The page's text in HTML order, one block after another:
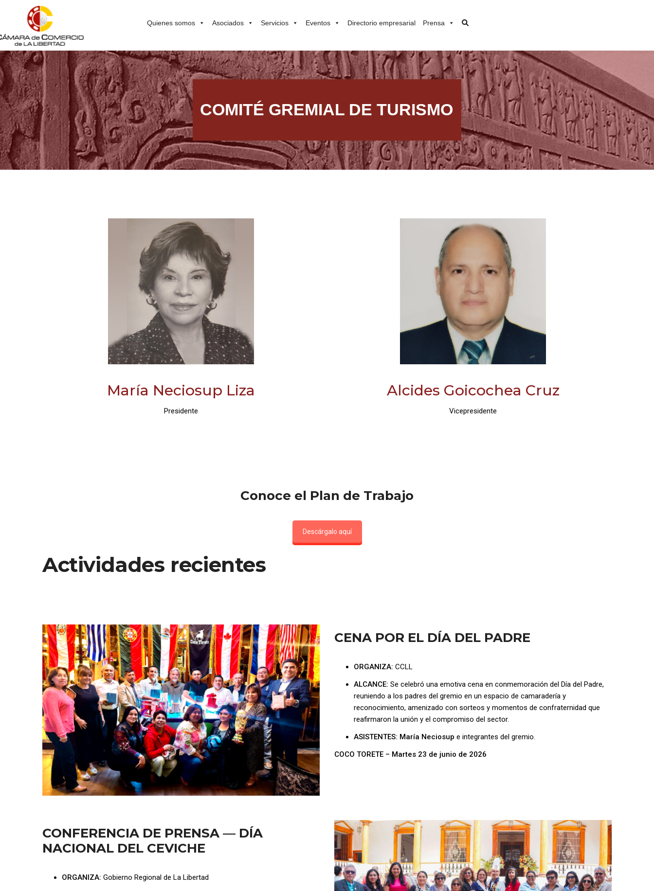
Quienes somos Asociados Servicios Eventos Directorio empresarial Prensa
COMITÉ GREMIAL DE TURISMO
María Neciosup Liza
Presidente
Alcides Goicochea Cruz
Vicepresidente
Conoce el Plan de Trabajo
Descárgalo aquí
Actividades recientes
CENA POR EL DÍA DEL PADRE
ORGANIZA: CCLL
ALCANCE: Se celebró una emotiva cena en conmemoración del Día del Padre,
reuniendo a los padres del gremio en un espacio de camaradería y
reconocimiento, amenizado con sorteos y momentos de confraternidad que
reafirmaron la unión y el compromiso del sector.
ASISTENTES: María Neciosup e integrantes del gremio.
COCO TORETE – Martes 23 de junio de 2026
CONFERENCIA DE PRENSA — DÍA
NACIONAL DEL CEVICHE
ORGANIZA: Gobierno Regional de La Libertad